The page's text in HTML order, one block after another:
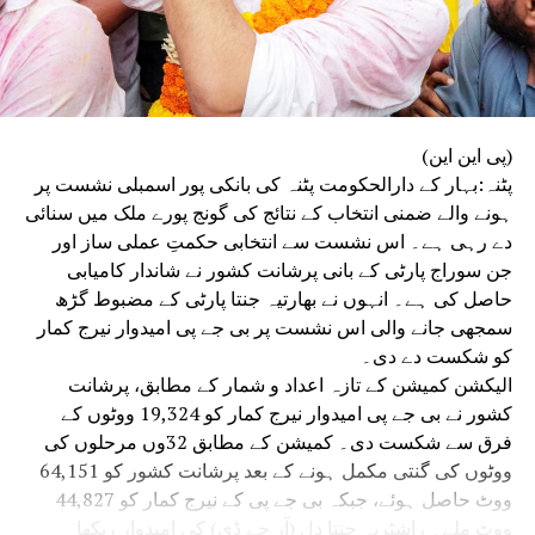
(پی این این)
پٹنہ:بہار کے دارالحکومت پٹنہ کی بانکی پور اسمبلی نشست پر
ہونے والے ضمنی انتخاب کے نتائج کی گونج پورے ملک میں سنائی
دے رہی ہے۔ اس نشست سے انتخابی حکمتِ عملی ساز اور
جن سوراج پارٹی کے بانی پرشانت کشور نے شاندار کامیابی
حاصل کی ہے۔ انہوں نے بھارتیہ جنتا پارٹی کے مضبوط گڑھ
سمجھی جانے والی اس نشست پر بی جے پی امیدوار نیرج کمار
کو شکست دے دی۔
الیکشن کمیشن کے تازہ اعداد و شمار کے مطابق، پرشانت
کشور نے بی جے پی امیدوار نیرج کمار کو 19,324 ووٹوں کے
فرق سے شکست دی۔ کمیشن کے مطابق 32وں مرحلوں کی
ووٹوں کی گنتی مکمل ہونے کے بعد پرشانت کشور کو 64,151
ووٹ حاصل ہوئے، جبکہ بی جے پی کے نیرج کمار کو 44,827